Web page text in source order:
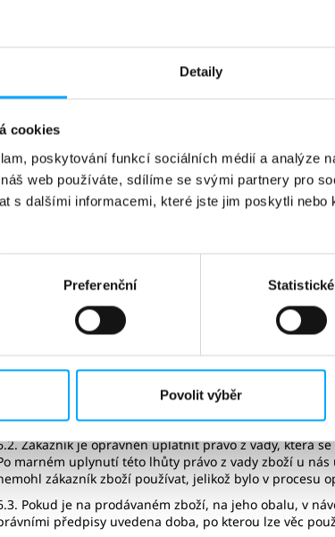
Detaily
cookies
poskytování funkcí sociálních médií a analýze
web používáte, sdílíme se svými partnery pro
s dalšími informacemi, které jste jim poskytli
Preferenční Statistické
Povolit výběr
4.3. Po vyplnění reklamačního formuláře poškozené
kontaktovat na telefonním čísle +420 732
5 POKUD JSTE OBDRŽELI ŠPATNĚ ZASLANÉ ZBOŽÍ
OBSAHU
V případě, že jste obdrželi špatně zaslané zboží,
odkazem ke spuštění zakoupeného digitálního obsahu,
reklamačního formuláře, který odešlete na
vzniklou chybu. Snažíme se předcházet takovým
odkazu pro spuštění zakoupeného digitálního obsahu
5.2. Po vyplnění a odeslání reklamačního formuláře
zkontrolujeme a budeme vás kontaktovat, abychom
elektronickou adresu unikátní odkaz ke spuštění
ZJIŠTĚNÍ VADY ZBOŽÍ V DOBĚ 24 MĚSÍCŮ OD JEJÍHO
6.1. Právo z vady zboží (reklamovat jej) jste povinen u
Zákazník je oprávněn uplatnit právo z vady, která
marném uplynutí této lhůty právo z vady zboží u
zákazník zboží používat, jelikož bylo v procesu
Pokud je na prodávaném zboží, na jeho obalu, v
předpisy uvedena doba, po kterou lze věc